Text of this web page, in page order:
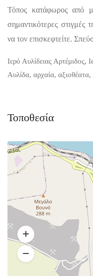
Τόπος κατάφωρος από
σημαντικότερες στιγμές
να τον επισκεφτείτε.
Ιερό Αυλίδειας
Αυλίδα, αρχαία,
Τοποθεσία